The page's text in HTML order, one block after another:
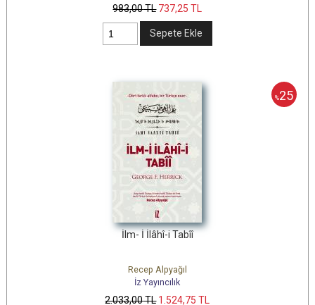
983,00TL 737,25 TL
Sepete Ekle
%25
İlm- İ İlâhî-i Tabîî
Recep Alpyağıl
İz Yayıncılık
2.033,00TL 1.524,75 TL